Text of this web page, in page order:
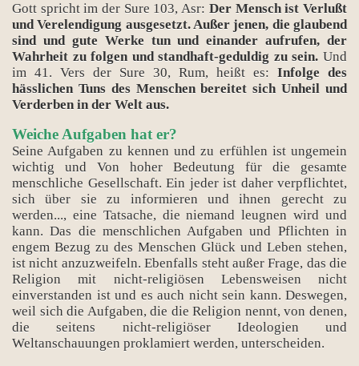
Gott spricht im der Sure 103, Asr: Der Mensch ist Verlußt
und Verelendigung ausgesetzt. Außer jenen, die glaubend
sind und gute Werke tun und einander aufrufen, der
Wahrheit zu folgen und standhaft-geduldig zu sein. Und
im 41. Vers der Sure 30, Rum, heißt es: Infolge des
hässlichen Tuns des Menschen bereitet sich Unheil und
Verderben in der Welt aus.
Weiche Aufgaben hat er?
Seine Aufgaben zu kennen und zu erfühlen ist ungemein
wichtig und Von hoher Bedeutung für die gesamte
menschliche Gesellschaft. Ein jeder ist daher verpflichtet,
sich über sie zu informieren und ihnen gerecht zu
werden..., eine Tatsache, die niemand leugnen wird und
kann.Das die menschlichen Aufgaben und Pflichten in
engem Bezug zu des Menschen Glück und Leben stehen,
ist nicht anzuzweifeln. Ebenfalls steht außer Frage, das die
Religion mit nicht-religiösen Lebensweisen nicht
einverstanden ist und es auch nicht sein kann. Deswegen,
weil sich die Aufgaben, die die Religion nennt, von denen,
die seitens nicht-religiöser Ideologien und
Weltanschauungen proklamiert werden, unterscheiden.